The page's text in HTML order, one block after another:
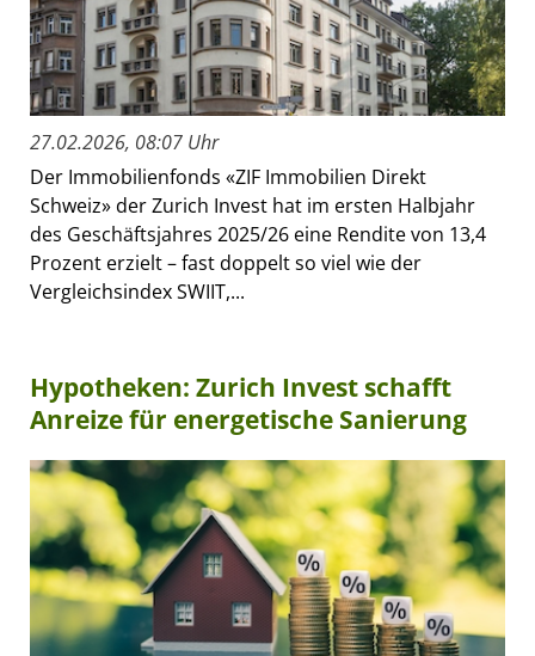
27.02.2026, 08:07 Uhr
Der Immobilienfonds «ZIF Immobilien Direkt
Schweiz» der Zurich Invest hat im ersten Halbjahr
des Geschäftsjahres 2025/26 eine Rendite von 13,4
Prozent erzielt – fast doppelt so viel wie der
Vergleichsindex SWIIT,...
Hypotheken: Zurich Invest schafft
Anreize für energetische Sanierung